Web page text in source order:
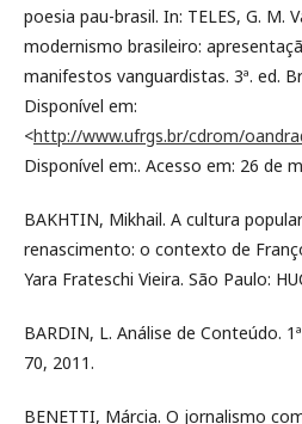
poesia pau-brasil. In: TELES, G. M.
modernismo brasileiro:
manifestos vanguardistas. 3ª. ed.
Disponível em:
<http://www.ufrgs.br/cdrom/
Disponível em:. Acesso em: 26 de
BAKHTIN, Mikhail. A cultura
renascimento: o contexto de
Yara Frateschi Vieira. São Paulo:
BARDIN, L. Análise de Conteúdo.
70, 2011.
BENETTI, Márcia. O jornalismo